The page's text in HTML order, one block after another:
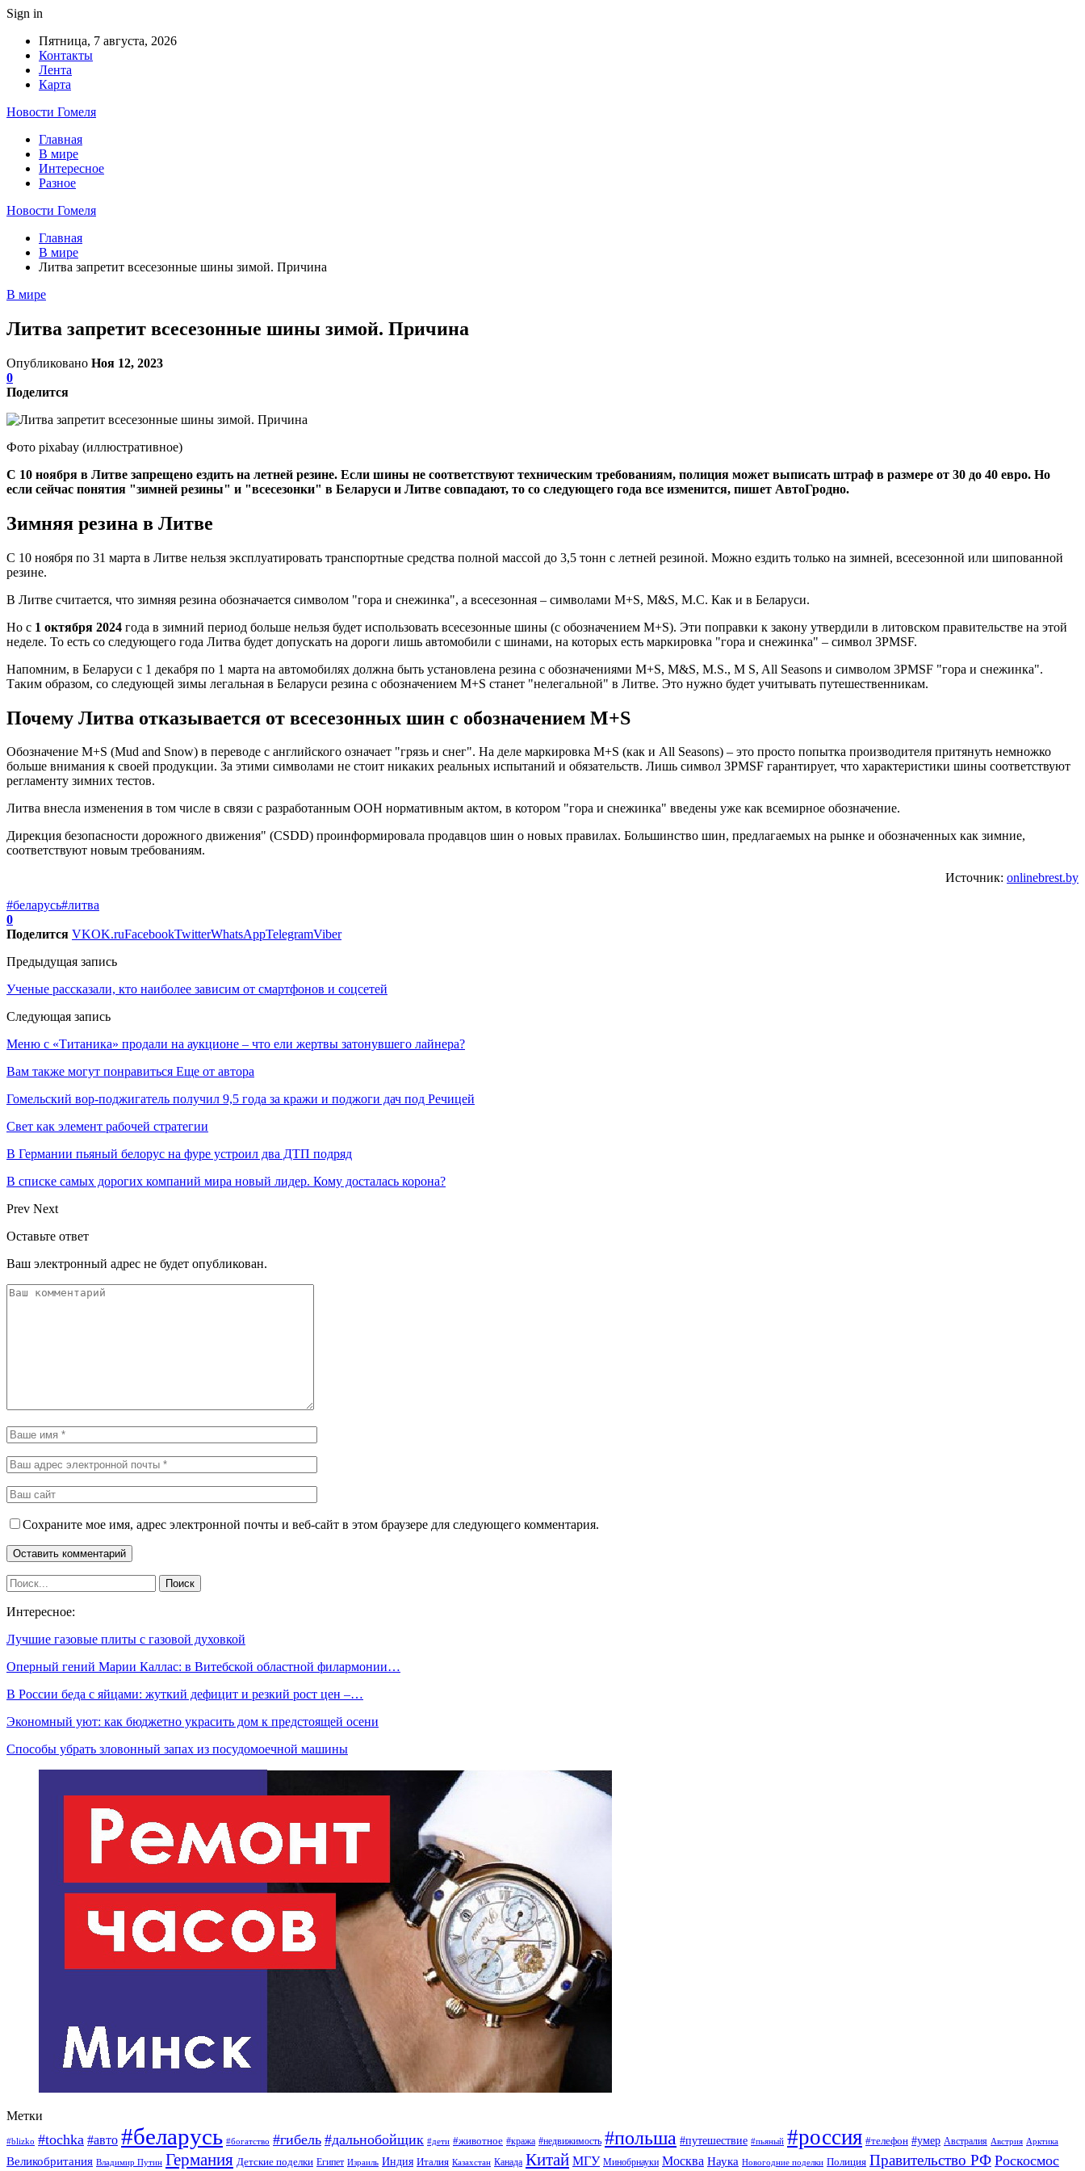
Sign in
Пятница, 7 августа, 2026
Контакты
Лента
Карта
Новости Гомеля
Главная
В мире
Интересное
Разное
Новости Гомеля
Главная
В мире
Литва запретит всесезонные шины зимой. Причина
В мире
Литва запретит всесезонные шины зимой. Причина
Опубликовано Ноя 12, 2023
0
Поделится
Фото pixabay (иллюстративное)
С 10 ноября в Литве запрещено ездить на летней резине. Если шины не соответствуют техническим требованиям, полиция может выписать штраф в размере от 30 до 40 евро. Но
если сейчас понятия "зимней резины" и "всесезонки" в Беларуси и Литве совпадают, то со следующего года все изменится, пишет АвтоГродно.
Зимняя резина в Литве
С 10 ноября по 31 марта в Литве нельзя эксплуатировать транспортные средства полной массой до 3,5 тонн с летней резиной. Можно ездить только на зимней, всесезонной или шипованной
резине.
В Литве считается, что зимняя резина обозначается символом "гора и снежинка", а всесезонная – символами M+S, M&S, М.С. Как и в Беларуси.
Но с 1 октября 2024 года в зимний период больше нельзя будет использовать всесезонные шины (с обозначением М+S). Эти поправки к закону утвердили в литовском правительстве на этой
неделе. То есть со следующего года Литва будет допускать на дороги лишь автомобили с шинами, на которых есть маркировка "гора и снежинка" – символ 3PMSF.
Напомним, в Беларуси с 1 декабря по 1 марта на автомобилях должна быть установлена резина с обозначениями М+S, M&S, M.S., M S, All Seasons и символом 3PMSF "гора и снежинка".
Таким образом, со следующей зимы легальная в Беларуси резина с обозначением М+S станет "нелегальной" в Литве. Это нужно будет учитывать путешественникам.
Почему Литва отказывается от всесезонных шин с обозначением М+S
Обозначение М+S (Mud and Snow) в переводе с английского означает "грязь и снег". На деле маркировка М+S (как и All Seasons) – это просто попытка производителя притянуть немножко
больше внимания к своей продукции. За этими символами не стоит никаких реальных испытаний и обязательств. Лишь символ 3PMSF гарантирует, что характеристики шины соответствуют
регламенту зимних тестов.
Литва внесла изменения в том числе в связи с разработанным ООН нормативным актом, в котором "гора и снежинка" введены уже как всемирное обозначение.
Дирекция безопасности дорожного движения" (CSDD) проинформировала продавцов шин о новых правилах. Большинство шин, предлагаемых на рынке и обозначенных как зимние,
соответствуют новым требованиям.
Источник: onlinebrest.by
#беларусь#литва
0
Поделится VKOK.ruFacebookTwitterWhatsAppTelegramViber
Предыдущая запись
Ученые рассказали, кто наиболее зависим от смартфонов и соцсетей
Следующая запись
Меню с «Титаника» продали на аукционе – что ели жертвы затонувшего лайнера?
Вам также могут понравиться Еще от автора
Гомельский вор-поджигатель получил 9,5 года за кражи и поджоги дач под Речицей
Свет как элемент рабочей стратегии
В Германии пьяный белорус на фуре устроил два ДТП подряд
В списке самых дорогих компаний мира новый лидер. Кому досталась корона?
Prev Next
Оставьте ответ
Ваш электронный адрес не будет опубликован.
Сохраните мое имя, адрес электронной почты и веб-сайт в этом браузере для следующего комментария.
Интересное:
Лучшие газовые плиты с газовой духовкой
Оперный гений Марии Каллас: в Витебской областной филармонии…
В России беда с яйцами: жуткий дефицит и резкий рост цен –…
Экономный уют: как бюджетно украсить дом к предстоящей осени
Способы убрать зловонный запах из посудомоечной машины
Метки
#blizko #tochka #авто #беларусь #богатство #гибель #дальнобойщик #дети #животное #кража #недвижимость #польша #путешествие #пьяный #россия #телефон #умер Австралия Австрия Арктика
Великобритания Владимир Путин Германия Детские поделки Египет Израиль Индия Италия Казахстан Канада Китай МГУ Минобрнауки Москва Наука Новогодние поделки Полиция Правительство РФ Роскосмос